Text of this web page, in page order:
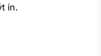
in.